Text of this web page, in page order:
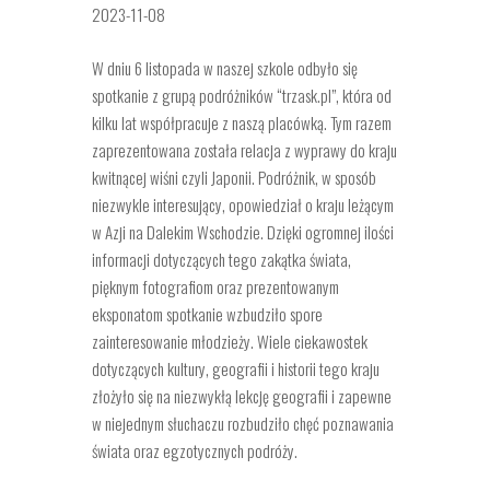
2023-11-08
W dniu 6 listopada w naszej szkole odbyło się
spotkanie z grupą podróżników “trzask.pl”, która od
kilku lat współpracuje z naszą placówką. Tym razem
zaprezentowana została relacja z wyprawy do kraju
kwitnącej wiśni czyli Japonii. Podróżnik, w sposób
niezwykle interesujący, opowiedział o kraju leżącym
w Azji na Dalekim Wschodzie. Dzięki ogromnej ilości
informacji dotyczących tego zakątka świata,
pięknym fotografiom oraz prezentowanym
eksponatom spotkanie wzbudziło spore
zainteresowanie młodzieży. Wiele ciekawostek
dotyczących kultury, geografii i historii tego kraju
złożyło się na niezwykłą lekcję geografii i zapewne
w niejednym słuchaczu rozbudziło chęć poznawania
świata oraz egzotycznych podróży.